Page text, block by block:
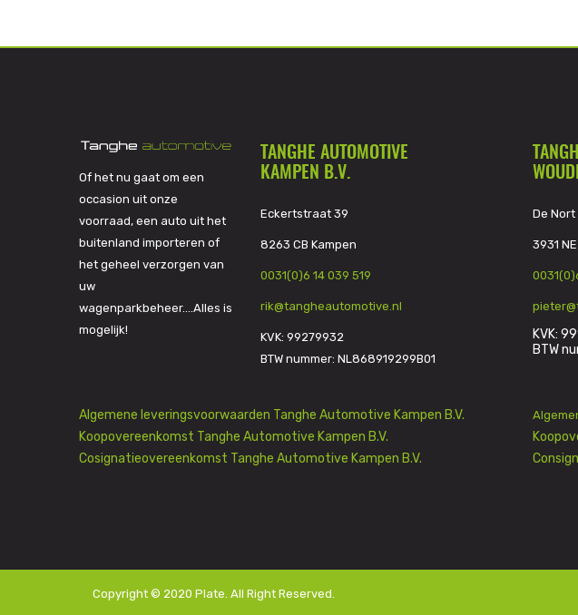
Of het nu gaat om een
occasion uit onze
voorraad, een auto uit het
buitenland importeren of
het geheel verzorgen van
uw
wagenparkbeheer….Alles is
mogelijk!
TANGHE AUTOMOTIVE
KAMPEN B.V.
Eckertstraat 39
8263 CB Kampen
0031(0)6 14 039 519
rik@tangheautomotive.nl
KVK: 99279932
BTW nummer: NL868919299B01
De Nort
3931
KVK:
BTW
Algemene leveringsvoorwaarden Tanghe Automotive Kampen B.V.
Koopovereenkomst Tanghe Automotive Kampen B.V.
Cosignatieovereenkomst Tanghe Automotive Kampen B.V.
Copyright © 2020 Plate . All Right Reserved.